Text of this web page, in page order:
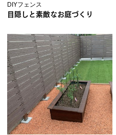
DIYフェンス
目隠しと素敵なお庭づくり